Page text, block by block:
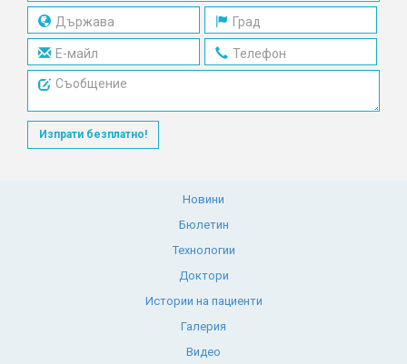
Изпрати безплатно!
Новини
Бюлетин
Технологии
Доктори
Истории на пациенти
Галерия
Видео